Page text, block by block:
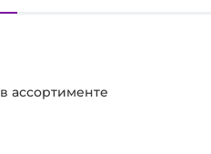
ассортименте